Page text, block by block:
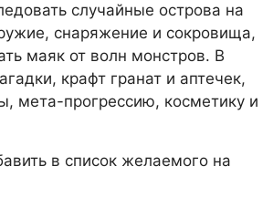
случайные острова на
снаряжение и сокровища,
маяк от волн монстров. В
крафт гранат и аптечек,
мета-прогрессию, косметику и
в список желаемого на